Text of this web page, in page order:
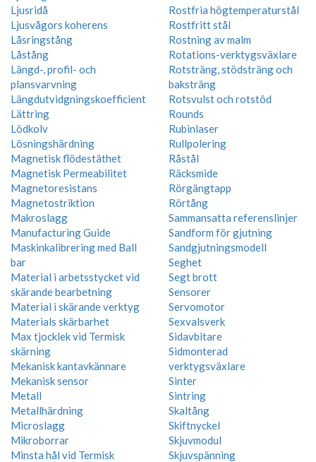
Ljusridå
Ljusvågors koherens
Låsringstång
Låstång
Längd-, profil- och
plansvarvning
Längdutvidgningskoefficient
Lättring
Lödkolv
Lösningshärdning
Magnetisk flödestäthet
Magnetisk Permeabilitet
Magnetoresistans
Magnetostriktion
Makroslagg
Manufacturing Guide
Maskinkalibrering med Ball
bar
Material i arbetsstycket vid
skärande bearbetning
Material i skärande verktyg
Materials skärbarhet
Max tjocklek vid Termisk
skärning
Mekanisk kantavkännare
Mekanisk sensor
Metall
Metallhärdning
Microslagg
Mikroborrar
Minsta hål vid Termisk
Rostfria högtemperaturstål
Rostfritt stål
Rostning av malm
Rotations-verktygsväxlare
Rotsträng, stödsträng och
baksträng
Rotsvulst och rotstöd
Rounds
Rubinlaser
Rullpolering
Råstål
Räcksmide
Rörgängtapp
Rörtång
Sammansatta referenslinjer
Sandform för gjutning
Sandgjutningsmodell
Seghet
Segt brott
Sensorer
Servomotor
Sexvalsverk
Sidavbitare
Sidmonterad
verktygsväxlare
Sinter
Sintring
Skaltång
Skiftnyckel
Skjuvmodul
Skjuvspänning